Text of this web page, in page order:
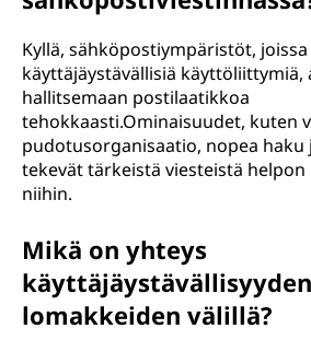
Kyllä, sähköpostiympäristöt,
käyttäjäystävällisiä käyttöliittymiä,
hallitsemaan postilaatikkoa
tehokkaasti.Ominaisuudet, kuten
pudotusorganisaatio, nopea haku
tekevät tärkeistä viesteistä helpon
niihin.
Mikä on yhteys
lomakkeiden välillä?